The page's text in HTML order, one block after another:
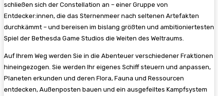
schließen sich der Constellation an – einer Gruppe von
Entdecker:innen, die das Sternenmeer nach seltenen Artefakten
durchkämmt – und bereisen im bislang größten und ambitioniertesten
Spiel der Bethesda Game Studios die Weiten des Weltraums.
Auf Ihrem Weg werden Sie in die Abenteuer verschiedener Fraktionen
hineingezogen. Sie werden Ihr eigenes Schiff steuern und anpassen,
Planeten erkunden und deren Flora, Fauna und Ressourcen
entdecken, Außenposten bauen und ein ausgefeiltes Kampfsystem